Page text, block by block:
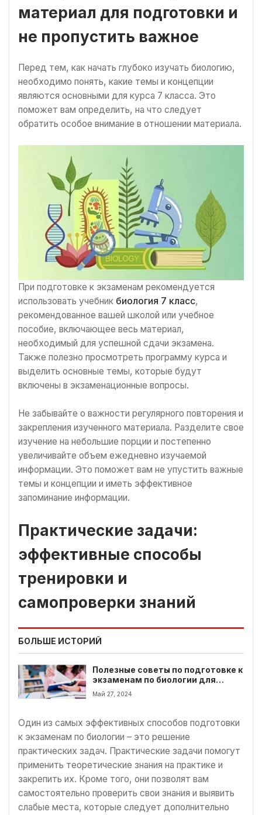
материал для подготовки и
не пропустить важное
Перед тем, как начать глубоко изучать биологию,
необходимо понять, какие темы и концепции
являются основными для курса 7 класса. Это
поможет вам определить, на что следует
обратить особое внимание в отношении материала.
При подготовке к экзаменам рекомендуется
использовать учебник биология 7 класс,
рекомендованное вашей школой или учебное
пособие, включающее весь материал,
необходимый для успешной сдачи экзамена.
Также полезно просмотреть программу курса и
выделить основные темы, которые будут
включены в экзаменационные вопросы.
Не забывайте о важности регулярного повторения и
закрепления изученного материала. Разделите свое
изучение на небольшие порции и постепенно
увеличивайте объем ежедневно изучаемой
информации. Это поможет вам не упустить важные
темы и концепции и иметь эффективное
запоминание информации.
Практические задачи:
эффективные способы
тренировки и
самопроверки знаний
БОЛЬШЕ ИСТОРИЙ
Полезные советы по подготовке к
экзаменам по биологии для
учащихся 7 класса
Май 27, 2024
Один из самых эффективных способов подготовки
к экзаменам по биологии – это решение
практических задач. Практические задачи помогут
применить теоретические знания на практике и
закрепить их. Кроме того, они позволят вам
самостоятельно проверить свои знания и выявить
слабые места, которые следует дополнительно